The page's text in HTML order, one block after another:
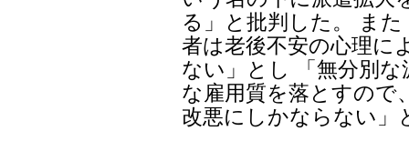
る」と批判した。 ま
者は老後不安の心理に
ない」とし 「無分別
な雇用質を落とすので
改悪にしかならない」